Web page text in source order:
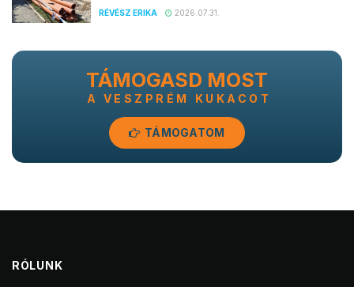
RÉVÉSZ ERIKA 2026.07.31.
TÁMOGASD MOST
A VESZPRÉM KUKACOT
TÁMOGATOM
RÓLUNK